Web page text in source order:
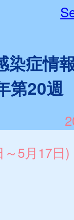
染症情
第20週
5月17日)